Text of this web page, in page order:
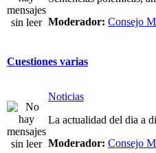
Moderador: Consejo
Cuestiones varias
Noticias
La actualidad del dia a
Moderador: Consejo